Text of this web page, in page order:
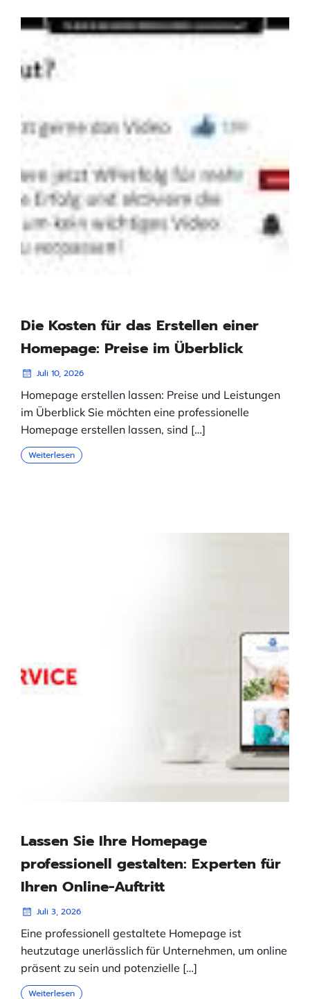
Die Kosten für das Erstellen einer
Homepage: Preise im Überblick
Juli 10, 2026
Homepage erstellen lassen: Preise und Leistungen
im Überblick Sie möchten eine professionelle
Homepage erstellen lassen, sind […]
Weiterlesen
Lassen Sie Ihre Homepage
professionell gestalten: Experten für
Ihren Online-Auftritt
Juli 3, 2026
Eine professionell gestaltete Homepage ist
heutzutage unerlässlich für Unternehmen, um online
präsent zu sein und potenzielle […]
Weiterlesen